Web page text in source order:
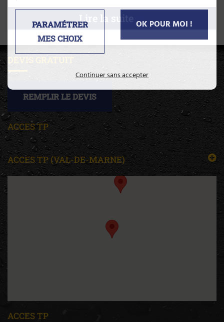
Nous sommes très heureux des travaux effectués par
Acces-TP et les recommandons vivement.
comme en interne
DEVIS GRATUIT
REMPLIR LE DEVIS
ACCES TP
ACCES TP (VAL-DE-MARNE)
ACCES TP
PARAMÉTRER
MES CHOIX
OK POUR MOI !
Continuer sans accepter